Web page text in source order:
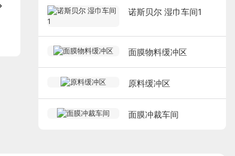
诺斯贝尔 湿巾车间1
面膜物料缓冲区
原料缓冲区
面膜冲裁车间